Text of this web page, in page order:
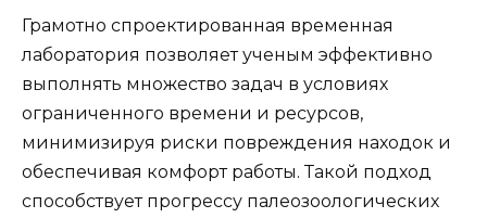
Грамотно спроектированная временная
лаборатория позволяет ученым эффективно
выполнять множество задач в условиях
ограниченного времени и ресурсов,
минимизируя риски повреждения находок и
обеспечивая комфорт работы. Такой подход
способствует прогрессу палеозоологических